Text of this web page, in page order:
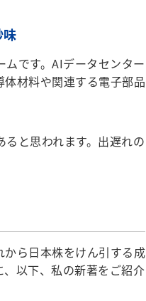
味
です。AIデータセンター
材料や関連する電子部品
と思われます。出遅れの
ら日本株をけん引する成
以下、私の新著をご紹介